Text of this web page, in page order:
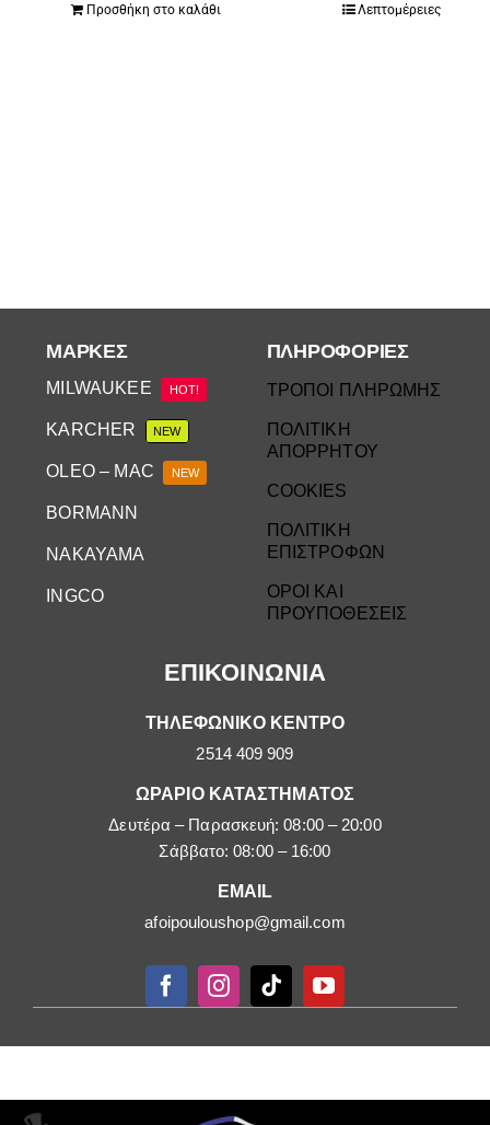
Προσθήκη στο καλάθι Λεπτομέρειες
ΕΠΙΚΟΙΝΩΝΙΑ
ΤΗΛΕΦΩΝΙΚΟ ΚΕΝΤΡΟ
2514 409 909
ΩΡΑΡΙΟ ΚΑΤΑΣΤΗΜΑΤΟΣ
Δευτέρα – Παρασκευή: 08:00 – 20:00
Σάββατο: 08:00 – 16:00
EMAIL
afoipouloushop@gmail.com
ΜΆΡΚΕΣ
MILWAUKEE HOT!
KARCHER NEW
OLEO – MAC NEW
BORMANN
NAKAYAMA
INGCO
ΠΛΗΡΟΦΟΡΙΕΣ
ΤΡΟΠΟΙ ΠΛΗΡΩΜΗΣ
ΠΟΛΙΤΙΚΗ
ΑΠΟΡΡΗΤΟΥ
COOKIES
ΠΟΛΙΤΙΚΗ
ΕΠΙΣΤΡΟΦΩΝ
ΟΡΟΙ ΚΑΙ
ΠΡΟΥΠΟΘΕΣΕΙΣ